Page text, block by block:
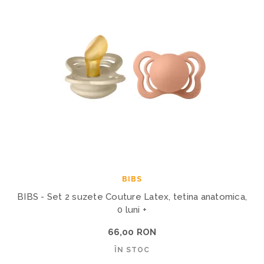
BIBS
BIBS - Set 2 suzete Couture Latex, tetina anatomica,
0 luni +
66,00 RON
ÎN STOC